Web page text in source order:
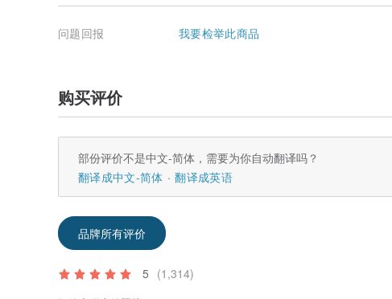
问题回报 我要检举此商品
购买评价
部份评价不是中文-简体，需要为你自动翻译吗？
翻译成中文-简体
翻译成英语
品牌所有评价
5 (1,314)